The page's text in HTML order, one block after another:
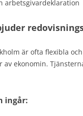
arbetsgivardeklaration
är ofta flexibla
ekonomin.
ingår: